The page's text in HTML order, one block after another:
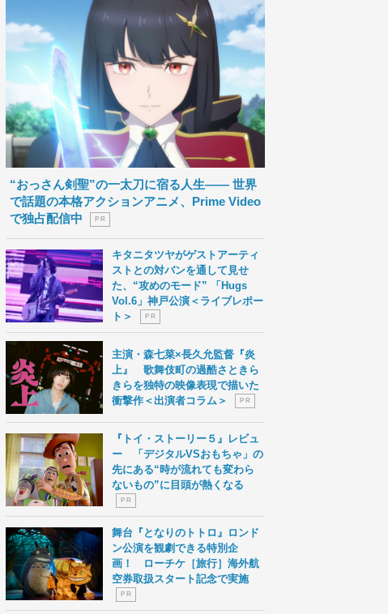
“おっさん剣聖”の一太刀に宿る人生―― 世界
で話題の本格アクションアニメ、Prime Video
で独占配信中
P R
キタニタツヤがゲストアーティ
ストとの対バンを通して見せ
た、“攻めのモード” 「Hugs
Vol.6」神戸公演＜ライブレポー
ト＞
P R
主演・森七菜×長久允監督『炎
上』 歌舞伎町の過酷さときら
きらを独特の映像表現で描いた
衝撃作＜出演者コラム＞
P R
『トイ・ストーリー５』レビュ
ー 「デジタルVSおもちゃ」の
先にある“時が流れても変わら
ないもの”に目頭が熱くなる
P R
舞台『となりのトトロ』ロンド
ン公演を観劇できる特別企
画！ ローチケ［旅行］海外航
空券取扱スタート記念で実施
P R